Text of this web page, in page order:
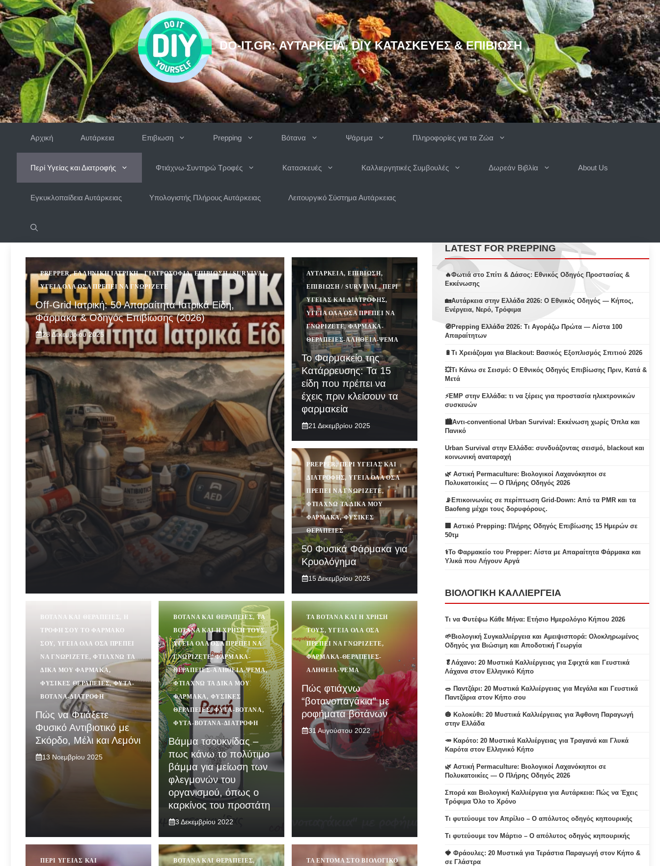
Μετάβαση
σε
περιεχόμενο
DO-IT.GR: ΑΥΤΆΡΚΕΙΑ, DIY ΚΑΤΑΣΚΕΥΈΣ & ΕΠΙΒΊΩΣΗ
Αρχική Αυτάρκεια Επιβιωση Prepping Βότανα Ψάρεμα Πληροφορίες για τα Ζώα
Περί Υγείας και Διατροφής Φτιάχνω-Συντηρώ Τροφές Κατασκευές Καλλιεργητικές Συμβουλές Δωρεάν Βιβλία About Us
Εγκυκλοπαίδεια Αυτάρκειας Υπολογιστής Πλήρους Αυτάρκειας Λειτουργικό Σύστημα Αυτάρκειας
PREPPER,ΕΛΛΗΝΙΚΉ ΙΑΤΡΙΚΉ - ΓΙΑΤΡΟΣΌΦΙΑ,ΕΠΙΒΊΩΣΗ / SURVIVAL,
ΥΓΕΊΑ ΌΛΑ ΌΣΑ ΠΡΈΠΕΙ ΝΑ ΓΝΩΡΊΖΕΤΕ
Off-Grid Ιατρική: 50 Απαραίτητα Ιατρικά Είδη,
Φάρμακα & Οδηγός Επιβίωσης (2026)
28 Δεκεμβρίου 2025
ΑΥΤΆΡΚΕΙΑ, ΕΠΙΒΙΩΣΗ,
ΕΠΙΒΊΩΣΗ / SURVIVAL,ΠΕΡΊ
ΥΓΕΊΑΣ ΚΑΙ ΔΙΑΤΡΟΦΉΣ,
ΥΓΕΊΑ ΌΛΑ ΌΣΑ ΠΡΈΠΕΙ ΝΑ
ΓΝΩΡΊΖΕΤΕ,ΦΆΡΜΑΚΑ-
ΘΕΡΑΠΕΊΕΣ-ΑΛΉΘΕΙΑ-ΨΈΜΑ
Το Φαρμακείο της
Κατάρρευσης: Τα 15
είδη που πρέπει να
έχεις πριν κλείσουν τα
φαρμακεία
21 Δεκεμβρίου 2025
PREPPER,ΠΕΡΊ ΥΓΕΊΑΣ ΚΑΙ
ΔΙΑΤΡΟΦΉΣ, ΥΓΕΊΑ ΌΛΑ ΌΣΑ
ΠΡΈΠΕΙ ΝΑ ΓΝΩΡΊΖΕΤΕ,
ΦΤΙΆΧΝΩ ΤΑ ΔΙΚΆ ΜΟΥ
ΦΆΡΜΑΚΑ,ΦΥΣΙΚΈΣ
ΘΕΡΑΠΕΊΕΣ
50 Φυσικά Φάρμακα για
Κρυολόγημα
15 Δεκεμβρίου 2025
ΒΌΤΑΝΑ ΚΑΙ ΘΕΡΑΠΕΊΕΣ,
ΤΡΟΦΉ ΣΟΥ ΤΟ ΦΆΡΜΑΚΟ
ΣΟΥ, ΥΓΕΊΑ ΌΛΑ ΌΣΑ ΠΡΈΠΕΙ
ΝΑ ΓΝΩΡΊΖΕΤΕ,ΦΤΙΆΧΝΩ ΤΑ
ΔΙΚΆ ΜΟΥ ΦΆΡΜΑΚΑ,
ΦΥΣΙΚΈΣ ΘΕΡΑΠΕΊΕΣ,ΦΥΤΆ-
ΒΌΤΑΝΑ-ΔΙΑΤΡΟΦΉ
Πώς να Φτιάξετε
Φυσικό Αντιβιοτικό με
Σκόρδο, Μέλι και Λεμόνι
13 Νοεμβρίου 2025
ΒΌΤΑΝΑ ΚΑΙ ΘΕΡΑΠΕΊΕΣ, ΤΑ
ΒΌΤΑΝΑ ΚΑΙ Η ΧΡΉΣΗ ΤΟΥΣ,
ΥΓΕΊΑ ΌΛΑ ΌΣΑ ΠΡΈΠΕΙ ΝΑ
ΓΝΩΡΊΖΕΤΕ,ΦΆΡΜΑΚΑ-
ΘΕΡΑΠΕΊΕΣ-ΑΛΉΘΕΙΑ-ΨΈΜΑ,
ΦΤΙΆΧΝΩ ΤΑ ΔΙΚΆ ΜΟΥ
ΦΆΡΜΑΚΑ, ΦΥΣΙΚΈΣ
ΘΕΡΑΠΕΊΕΣ,ΦΥΤΆ-ΒΌΤΑΝΑ,
ΦΥΤΆ-ΒΌΤΑΝΑ-ΔΙΑΤΡΟΦΉ
Βάμμα τσουκνίδας –
πως κάνω το πολύτιμο
βάμμα για μείωση των
φλεγμονών του
οργανισμού, όπως ο
καρκίνος του προστάτη
3 Δεκεμβρίου 2022
ΤΑ ΒΌΤΑΝΑ ΚΑΙ Η ΧΡΉΣΗ
ΤΟΥΣ,ΥΓΕΊΑ ΌΛΑ ΌΣΑ
ΠΡΈΠΕΙ ΝΑ ΓΝΩΡΊΖΕΤΕ,
ΦΆΡΜΑΚΑ-ΘΕΡΑΠΕΊΕΣ-
ΑΛΉΘΕΙΑ-ΨΈΜΑ
Πώς φτιάχνω
“βοτανοπαγάκια” με
ροφήματα βοτάνων
31 Αυγούστου 2022
ΠΕΡΊ ΥΓΕΊΑΣ ΚΑΙ
ΒΌΤΑΝΑ ΚΑΙ ΘΕΡΑΠΕΊΕΣ,
ΤΑ ΈΝΤΟΜΑ ΣΤΟ ΒΙΟΛΟΓΙΚΌ
LATEST FOR PREPPING
🔥Φωτιά στο Σπίτι & Δάσος: Εθνικός Οδηγός Προστασίας &
Εκκένωσης
🏡Αυτάρκεια στην Ελλάδα 2026: Ο Εθνικός Οδηγός — Κήπος,
Ενέργεια, Νερό, Τρόφιμα
🧭Prepping Ελλάδα 2026: Τι Αγοράζω Πρώτα — Λίστα 100
Απαραίτητων
🔋Τι Χρειάζομαι για Blackout: Βασικός Εξοπλισμός Σπιτιού 2026
💥Τι Κάνω σε Σεισμό: Ο Εθνικός Οδηγός Επιβίωσης Πριν, Κατά &
Μετά
⚡EMP στην Ελλάδα: τι να ξέρεις για προστασία ηλεκτρονικών
συσκευών
🏙️Αντι-conventional Urban Survival: Εκκένωση χωρίς Όπλα και
Πανικό
Urban Survival στην Ελλάδα: συνδυάζοντας σεισμό, blackout και
κοινωνική αναταραχή
🌿 Αστική Permaculture: Βιολογικοί Λαχανόκηποι σε
Πολυκατοικίες — Ο Πλήρης Οδηγός 2026
📡Επικοινωνίες σε περίπτωση Grid-Down: Από τα PMR και τα
Baofeng μέχρι τους δορυφόρους.
🏢 Αστικό Prepping: Πλήρης Οδηγός Επιβίωσης 15 Ημερών σε
50τμ
⚕️Το Φαρμακείο του Prepper: Λίστα με Απαραίτητα Φάρμακα και
Υλικά που Λήγουν Αργά
ΒΙΟΛΟΓΙΚΗ ΚΑΛΛΙΕΡΓΕΙΑ
Τι να Φυτέψω Κάθε Μήνα: Ετήσιο Ημερολόγιο Κήπου 2026
🌱Βιολογική Συγκαλλιέργεια και Αμειψισπορά: Ολοκληρωμένος
Οδηγός για Βιώσιμη και Αποδοτική Γεωργία
🥬Λάχανο: 20 Μυστικά Καλλιέργειας για Σφιχτά και Γευστικά
Λάχανα στον Ελληνικό Κήπο
🥗 Παντζάρι: 20 Μυστικά Καλλιέργειας για Μεγάλα και Γευστικά
Παντζάρια στον Κήπο σου
🎃 Κολοκύθι: 20 Μυστικά Καλλιέργειας για Άφθονη Παραγωγή
στην Ελλάδα
🥕 Καρότο: 20 Μυστικά Καλλιέργειας για Τραγανά και Γλυκά
Καρότα στον Ελληνικό Κήπο
🌿 Αστική Permaculture: Βιολογικοί Λαχανόκηποι σε
Πολυκατοικίες — Ο Πλήρης Οδηγός 2026
Σπορά και Βιολογική Καλλιέργεια για Αυτάρκεια: Πώς να Έχεις
Τρόφιμα Όλο το Χρόνο
Τι φυτεύουμε τον Απρίλιο – Ο απόλυτος οδηγός κηπουρικής
Τι φυτεύουμε τον Μάρτιο – Ο απόλυτος οδηγός κηπουρικής
🍓 Φράουλες: 20 Μυστικά για Τεράστια Παραγωγή στον Κήπο &
σε Γλάστρα